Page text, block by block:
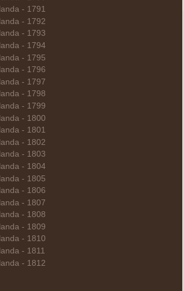
- 1791
- 1792
- 1793
- 1794
- 1795
- 1796
- 1797
- 1798
- 1799
- 1800
- 1801
- 1802
- 1803
- 1804
- 1805
- 1806
- 1807
- 1808
- 1809
- 1810
- 1811
- 1812